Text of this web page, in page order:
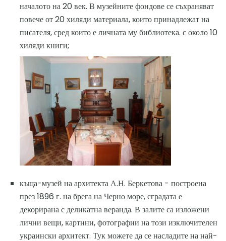
началото на 20 век. В музейните фондове се съхраняват
повече от 20 хиляди материала, които принадлежат на
писателя, сред които е личната му библиотека. с около 10
хиляди книги;
къща-музей на архитекта А.Н. Беркетова - построена
през 1896 г. на брега на Черно море, сградата е
декорирана с деликатна веранда. В залите са изложени
лични вещи, картини, фотографии на този изключителен
украински архитект. Тук можете да се насладите на най-